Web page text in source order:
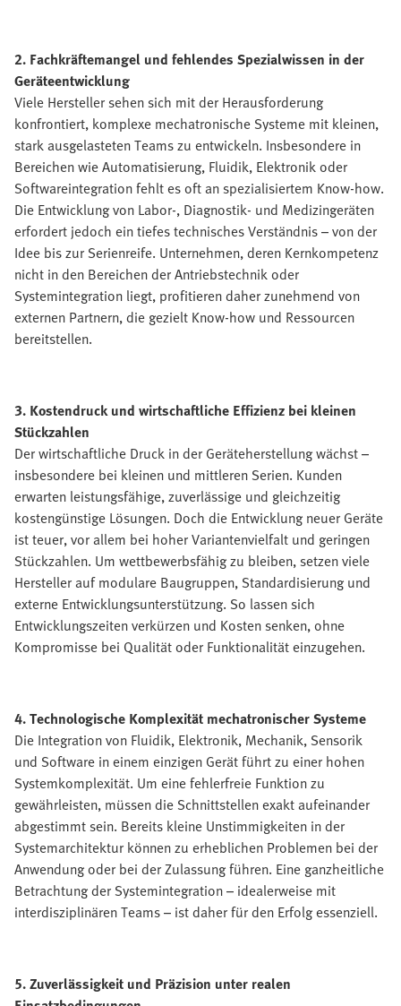
2. Fachkräftemangel und fehlendes Spezialwissen in der
Geräteentwicklung
Viele Hersteller sehen sich mit der Herausforderung
konfrontiert, komplexe mechatronische Systeme mit kleinen,
stark ausgelasteten Teams zu entwickeln. Insbesondere in
Bereichen wie Automatisierung, Fluidik, Elektronik oder
Softwareintegration fehlt es oft an spezialisiertem Know-how.
Die Entwicklung von Labor-, Diagnostik- und Medizingeräten
erfordert jedoch ein tiefes technisches Verständnis – von der
Idee bis zur Serienreife. Unternehmen, deren Kernkompetenz
nicht in den Bereichen der Antriebstechnik oder
Systemintegration liegt, profitieren daher zunehmend von
externen Partnern, die gezielt Know-how und Ressourcen
bereitstellen.
3. Kostendruck und wirtschaftliche Effizienz bei kleinen
Stückzahlen
Der wirtschaftliche Druck in der Geräteherstellung wächst –
insbesondere bei kleinen und mittleren Serien. Kunden
erwarten leistungsfähige, zuverlässige und gleichzeitig
kostengünstige Lösungen. Doch die Entwicklung neuer Geräte
ist teuer, vor allem bei hoher Variantenvielfalt und geringen
Stückzahlen. Um wettbewerbsfähig zu bleiben, setzen viele
Hersteller auf modulare Baugruppen, Standardisierung und
externe Entwicklungsunterstützung. So lassen sich
Entwicklungszeiten verkürzen und Kosten senken, ohne
Kompromisse bei Qualität oder Funktionalität einzugehen.
4. Technologische Komplexität mechatronischer Systeme
Die Integration von Fluidik, Elektronik, Mechanik, Sensorik
und Software in einem einzigen Gerät führt zu einer hohen
Systemkomplexität. Um eine fehlerfreie Funktion zu
gewährleisten, müssen die Schnittstellen exakt aufeinander
abgestimmt sein. Bereits kleine Unstimmigkeiten in der
Systemarchitektur können zu erheblichen Problemen bei der
Anwendung oder bei der Zulassung führen. Eine ganzheitliche
Betrachtung der Systemintegration – idealerweise mit
interdisziplinären Teams – ist daher für den Erfolg essenziell.
5. Zuverlässigkeit und Präzision unter realen